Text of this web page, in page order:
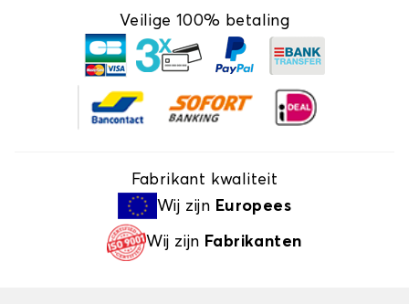
Veilige 100% betaling
Fabrikant kwaliteit
Wij zijn Europees
Wij zijn Fabrikanten